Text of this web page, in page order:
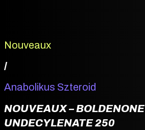
Nouveaux
/
Anabolikus Szteroid
NOUVEAUX – BOLDENONE
UNDECYLENATE 250